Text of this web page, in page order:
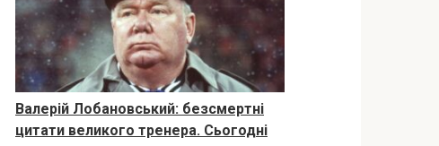
Валерій Лобановський: безсмертні
цитати великого тренера. Сьогодні